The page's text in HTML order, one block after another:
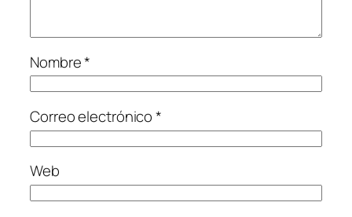
Nombre*
Correo electrónico*
Web